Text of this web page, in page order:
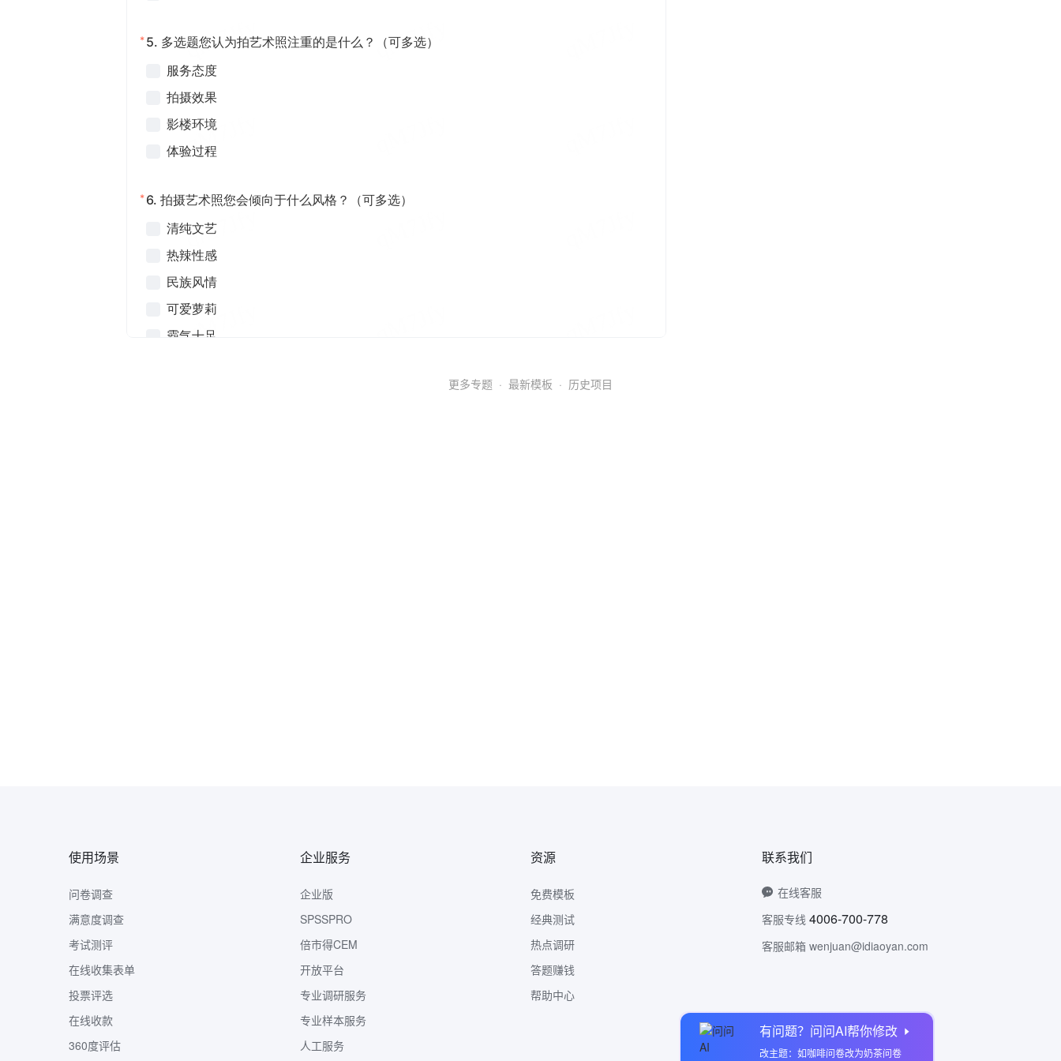
有问题？问问AI帮你修改
改主题：如咖啡问卷改为奶茶问卷
更多专题 · 最新模板 · 历史项目
使用场景
问卷调查
满意度调查
考试测评
在线收集表单
投票评选
在线收款
360度评估
企业服务
企业版
SPSSPRO
倍市得CEM
开放平台
专业调研服务
专业样本服务
人工服务
资源
免费模板
经典测试
热点调研
答题赚钱
帮助中心
联系我们
在线客服
客服专线 4006-700-778
客服邮箱 wenjuan@idiaoyan.com
问卷网公众号